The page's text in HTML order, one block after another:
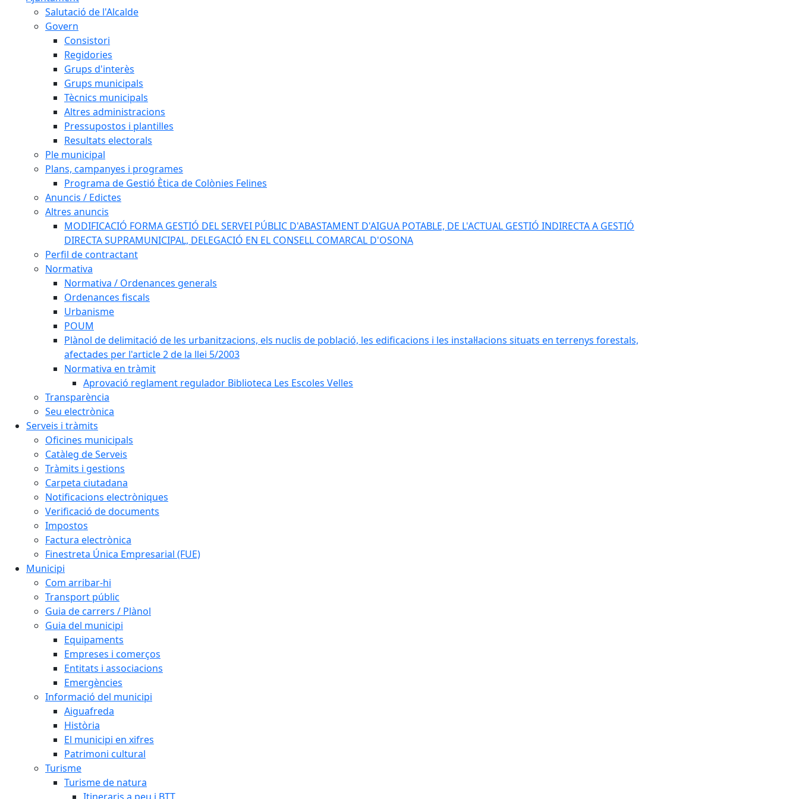
Salutació de l'Alcalde
Govern
Consistori
Regidories
Grups d'interès
Grups municipals
Tècnics municipals
Altres administracions
Pressupostos i plantilles
Resultats electorals
Ple municipal
Plans, campanyes i programes
Programa de Gestió Ètica de Colònies Felines
Anuncis / Edictes
Altres anuncis
MODIFICACIÓ FORMA GESTIÓ DEL SERVEI PÚBLIC D'ABASTAMENT D'AIGUA POTABLE, DE L'ACTUAL GESTIÓ INDIRECTA A GESTIÓ
DIRECTA SUPRAMUNICIPAL, DELEGACIÓ EN EL CONSELL COMARCAL D'OSONA
Perfil de contractant
Normativa
Normativa / Ordenances generals
Ordenances fiscals
Urbanisme
POUM
Plànol de delimitació de les urbanitzacions, els nuclis de població, les edificacions i les instal·lacions situats en terrenys forestals,
afectades per l'article 2 de la llei 5/2003
Normativa en tràmit
Aprovació reglament regulador Biblioteca Les Escoles Velles
Transparència
Seu electrònica
Serveis i tràmits
Oficines municipals
Catàleg de Serveis
Tràmits i gestions
Carpeta ciutadana
Notificacions electròniques
Verificació de documents
Impostos
Factura electrònica
Finestreta Única Empresarial (FUE)
Municipi
Com arribar-hi
Transport públic
Guia de carrers / Plànol
Guia del municipi
Equipaments
Empreses i comerços
Entitats i associacions
Emergències
Informació del municipi
Aiguafreda
Història
El municipi en xifres
Patrimoni cultural
Turisme
Turisme de natura